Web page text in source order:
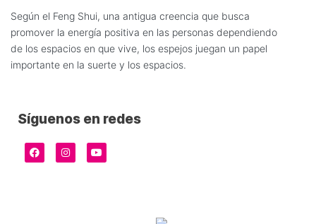
Según el Feng Shui, una antigua creencia que busca
promover la energía positiva en las personas dependiendo
de los espacios en que vive, los espejos juegan un papel
importante en la suerte y los espacios.
Síguenos en redes